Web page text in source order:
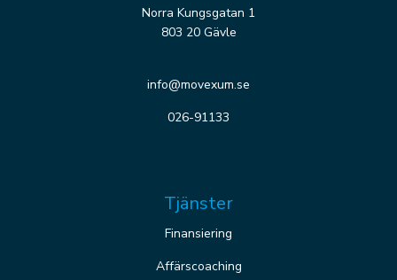
Norra Kungsgatan 1
803 20 Gävle
info@movexum.se
026-91133
Tjänster
Finansiering
Affärscoaching